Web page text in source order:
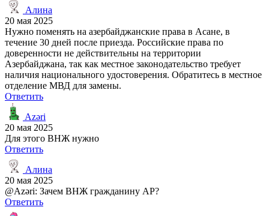
Алина
20 мая 2025
Нужно поменять на азербайджанские права в Асане, в
течение 30 дней после приезда. Российские права по
доверенности не действительны на территории
Азербайджана, так как местное законодательство требует
наличия национального удостоверения. Обратитесь в местное
отделение МВД для замены.
Ответить
Azəri
20 мая 2025
Для этого ВНЖ нужно
Ответить
Алина
20 мая 2025
@Azəri: Зачем ВНЖ гражданину АР?
Ответить